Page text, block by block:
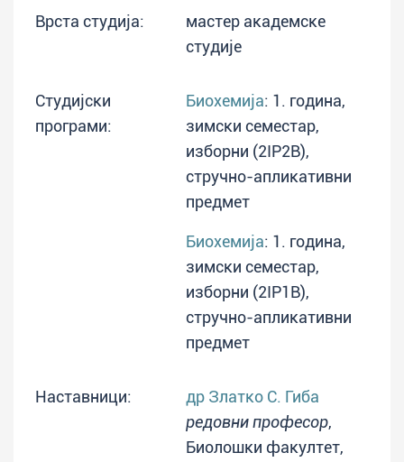
Врста студија:
мастер академске
студије
Студијски
програми:
Биохемија: 1. година,
зимски семестар,
изборни (2IP2B),
стручно-апликативни
предмет
Биохемија: 1. година,
зимски семестар,
изборни (2IP1B),
стручно-апликативни
предмет
Наставници:
др Златко С. Гиба
редовни професор,
Биолошки факултет,